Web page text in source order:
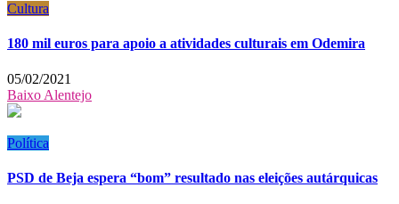
Cultura
180 mil euros para apoio a atividades culturais em Odemira
05/02/2021
Baixo Alentejo
Política
PSD de Beja espera “bom” resultado nas eleições autárquicas